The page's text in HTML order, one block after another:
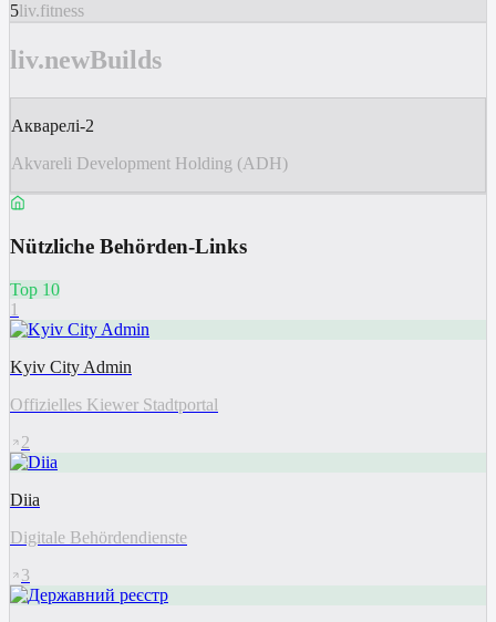
5liv.fitness
liv.newBuilds
Акварелі-2
Akvareli Development Holding (ADH)
Nützliche Behörden-Links
Top 10
1
Kyiv City Admin
Offizielles Kiewer Stadtportal
2
Diia
Digitale Behördendienste
3